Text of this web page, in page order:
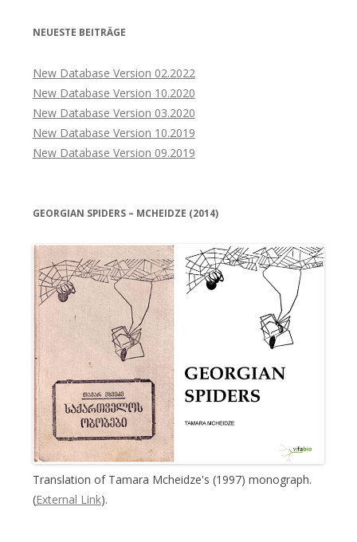
NEUESTE BEITRÄGE
New Database Version 02.2022
New Database Version 10.2020
New Database Version 03.2020
New Database Version 10.2019
New Database Version 09.2019
GEORGIAN SPIDERS – MCHEIDZE (2014)
Translation of Tamara Mcheidze's (1997) monograph.
(External Link).